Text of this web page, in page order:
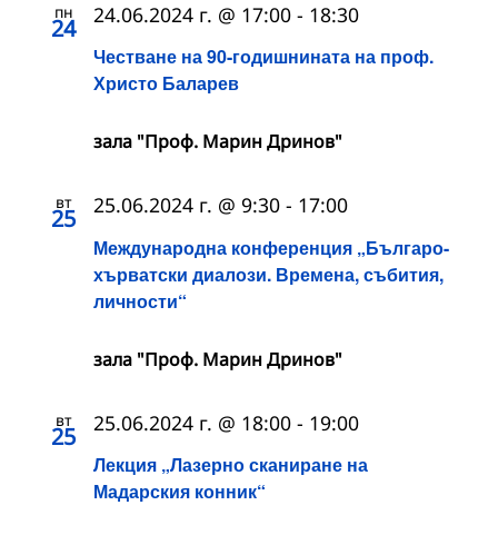
пн
24
Честване на 90-годишнината на проф.
Христо Баларев
24.06.2024 г. @ 17:00 - 18:30
зала "Проф. Марин Дринов"
вт
25
Международна конференция „Българо-
хърватски диалози. Времена, събития,
личности“
25.06.2024 г. @ 9:30 - 17:00
зала "Проф. Марин Дринов"
вт
25
Лекция „Лазерно сканиране на
Мадарския конник“
25.06.2024 г. @ 18:00 - 19:00